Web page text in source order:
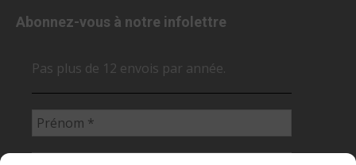
Abonnez-vous à notre infolettre
Pas plus de 12 envois par année.